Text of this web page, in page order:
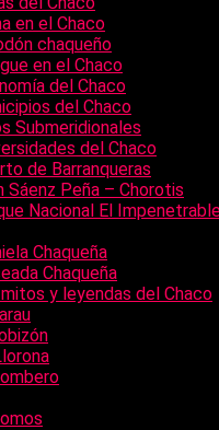
en el Chaco
chaqueño
en el Chaco
del Chaco
del Chaco
Submeridionales
del Chaco
de Barranqueras
Sáenz Peña – Chorotis
Nacional El
Chaqueña
Chaqueña
y leyendas del Chaco